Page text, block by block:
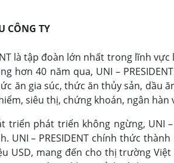
CÔNG TY
là tập đoàn lớn nhất trong lĩnh
hơn 40 năm qua, UNI –
ăn gia súc, thức ăn thủy sản, dầu
siêu thị, chứng khoán, ngân hàn
triển phát triển không ngừng, UNI
UNI – PRESIDENT chính thức
USD, mang đến cho thị trường